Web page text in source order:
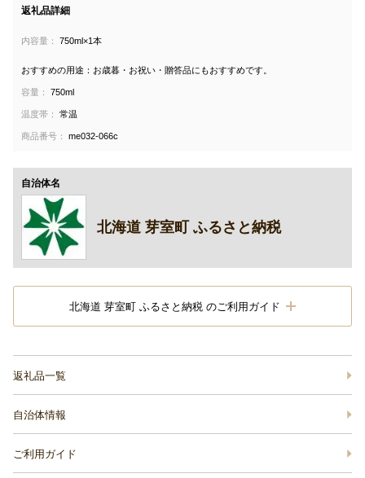
返礼品詳細
内容量： 750ml×1本
おすすめの用途：お歳暮・お祝い・贈答品にもおすすめです。
容量： 750ml
温度帯： 常温
商品番号： me032-066c
自治体名
北海道 芽室町 ふるさと納税
北海道 芽室町 ふるさと納税 のご利用ガイド
返礼品一覧
自治体情報
ご利用ガイド